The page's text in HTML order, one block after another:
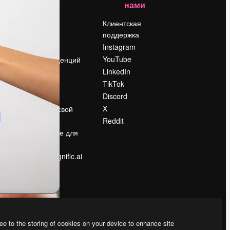
Поиск тенденций
События
Slidesgo
Продайте свой
Помещение для
Ищете magnific.ai
нами
Клиентская
поддержка
Instagram
YouTube
LinkedIn
TikTok
Discord
X
Reddit
to the storing of cookies on your device to enhance site